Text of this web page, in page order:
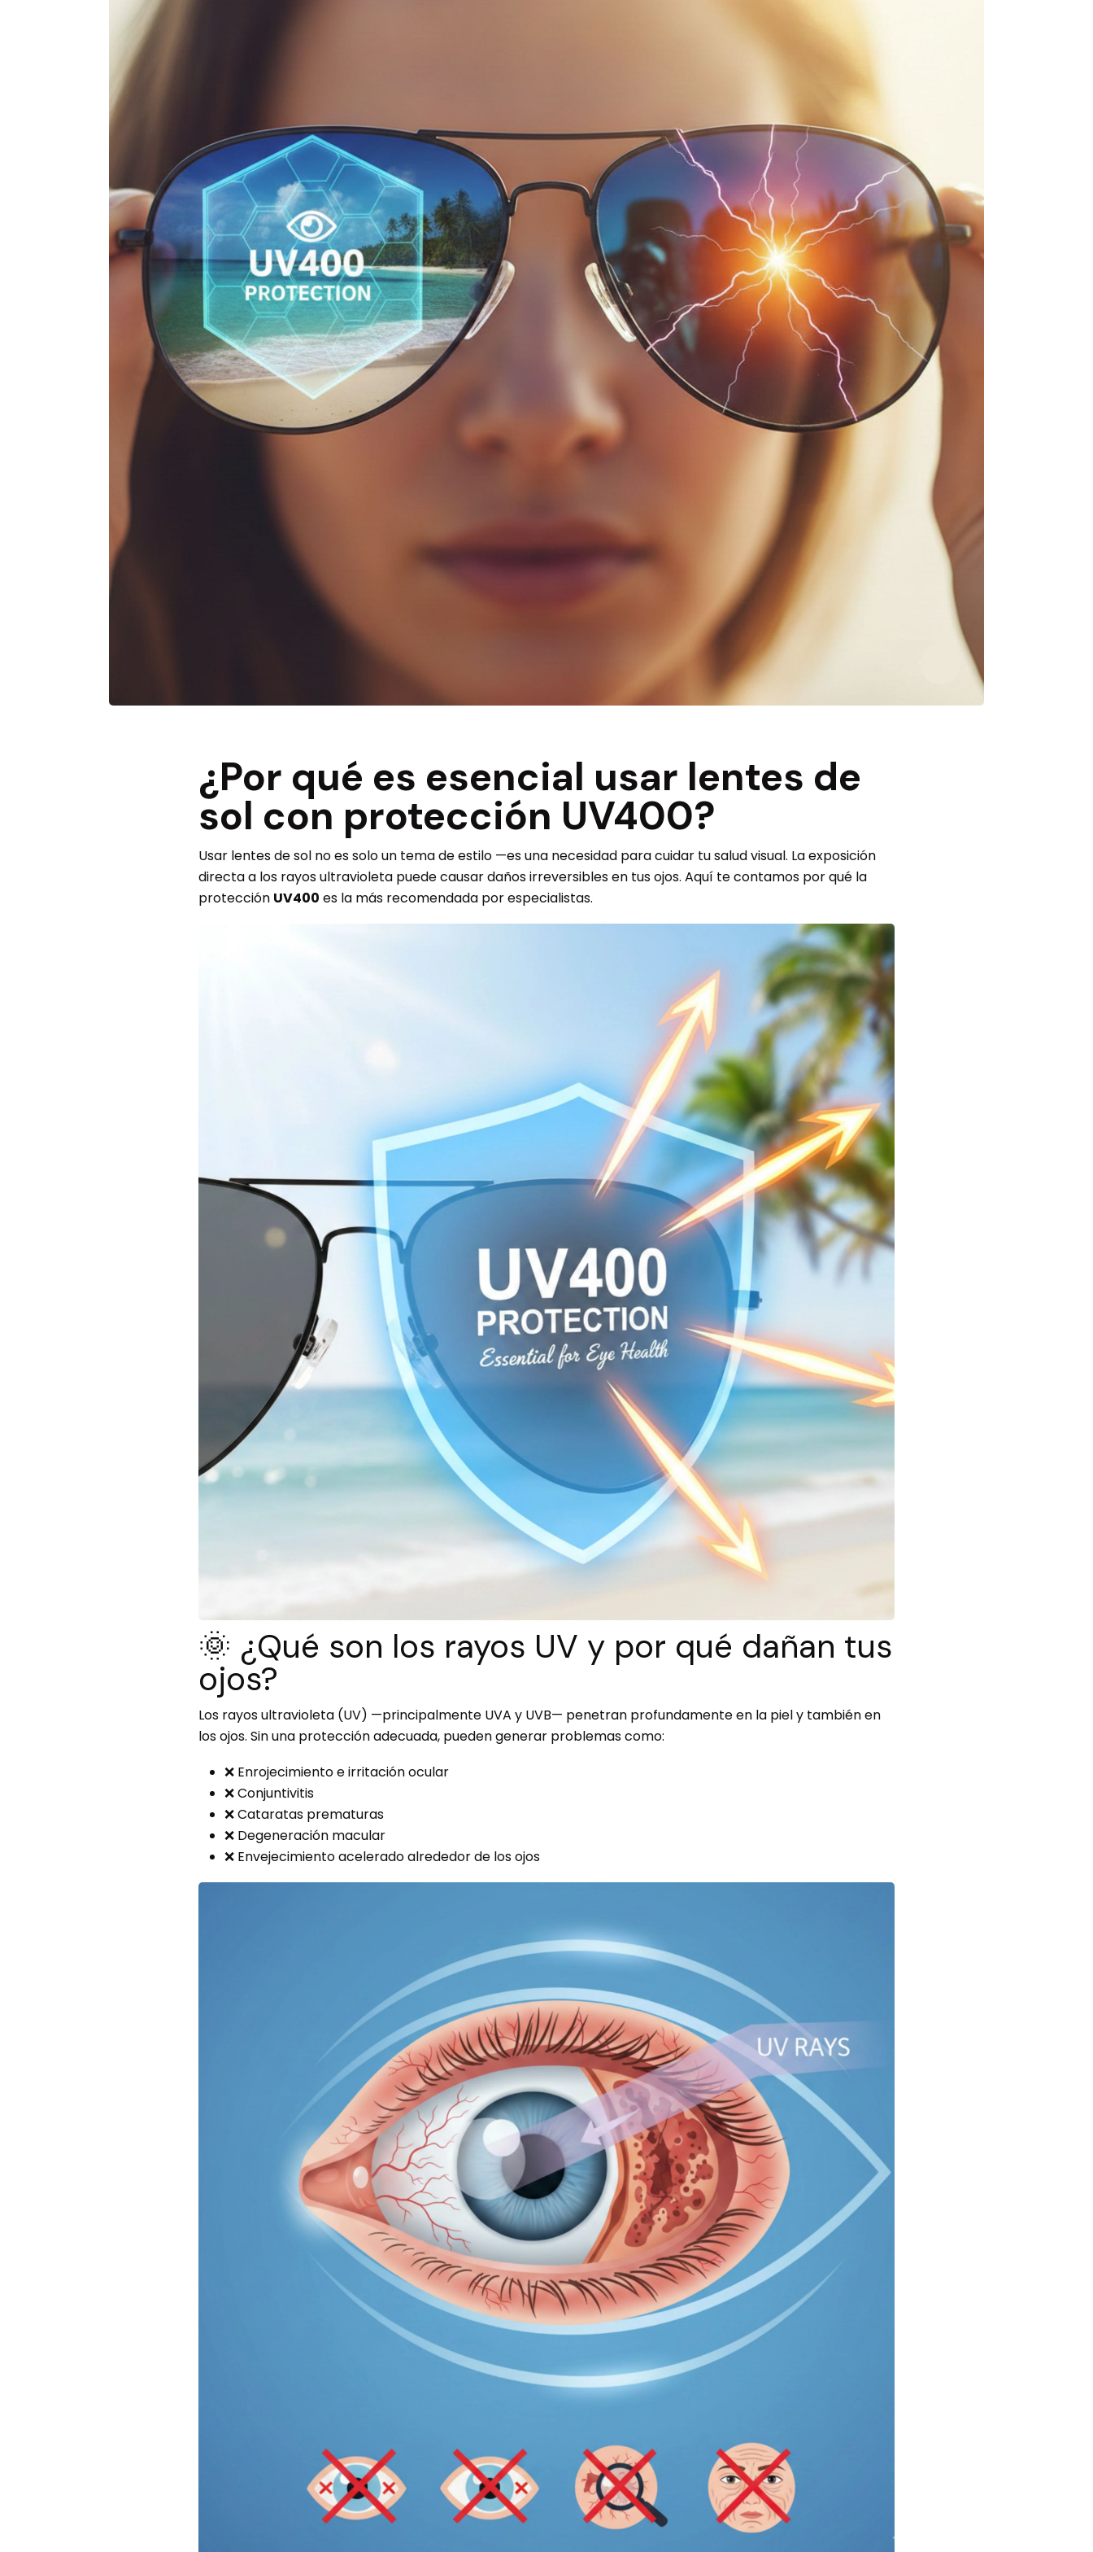
¿Por qué es esencial usar lentes de
sol con protección UV400?
Usar lentes de sol no es solo un tema de estilo —es una necesidad para cuidar tu salud visual. La exposición
directa a los rayos ultravioleta puede causar daños irreversibles en tus ojos. Aquí te contamos por qué la
protección UV400 es la más recomendada por especialistas.
🌞 ¿Qué son los rayos UV y por qué dañan tus
ojos?
Los rayos ultravioleta (UV) —principalmente UVA y UVB— penetran profundamente en la piel y también en
los ojos. Sin una protección adecuada, pueden generar problemas como:
❌ Enrojecimiento e irritación ocular
❌ Conjuntivitis
❌ Cataratas prematuras
❌ Degeneración macular
❌ Envejecimiento acelerado alrededor de los ojos